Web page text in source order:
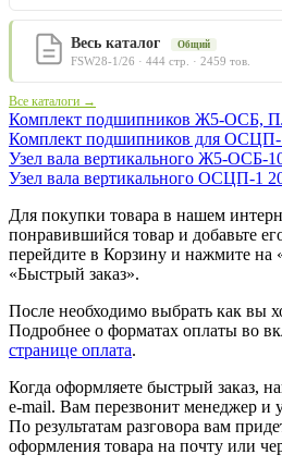
Весь каталог Общий
FSW28-1/26 · 444 стр. · 2459 тов.
Все каталоги →
Комплект подшипников Ж5-
Комплект подшипников для
Узел вала вертикального Ж5-ОСБ-
Узел вала вертикального ОСЦП-1
Для покупки товара в нашем
понравившийся товар и добавьте
перейдите в Корзину и нажмите на
«Быстрый заказ».
После необходимо выбрать как вы
Подробнее о форматах оплаты во
странице оплата.
Когда оформляете быстрый заказ,
e-mail. Вам перезвонит менеджер и
По результатам разговора вам
оформления товара на почту или